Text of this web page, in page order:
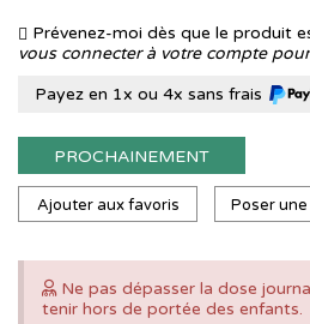
Prévenez-moi dès que le produit
vous connecter à votre compte
Payez en 1x ou 4x sans frais
PROCHAINEMENT
Ajouter aux favoris Poser
Ne pas dépasser la dose
tenir hors de portée des enfants.